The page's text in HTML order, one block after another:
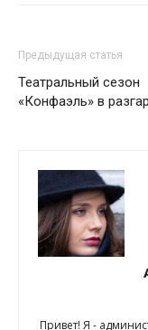
Предыдущая статья
Театральный сезон
«Конфаэль» в
Привет! Я -